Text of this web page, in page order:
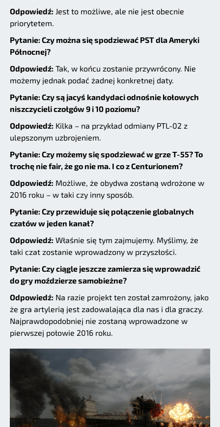
Odpowiedź: Jest to możliwe, ale nie jest obecnie
priorytetem.
Pytanie: Czy można się spodziewać PST dla Ameryki
Północnej?
Odpowiedź: Tak, w końcu zostanie przywrócony. Nie
możemy jednak podać żadnej konkretnej daty.
Pytanie: Czy są jacyś kandydaci odnośnie kołowych
niszczycieli czołgów 9 i 10 poziomu?
Odpowiedź: Kilka – na przykład odmiany PTL-02 z
ulepszonym uzbrojeniem.
Pytanie: Czy możemy się spodziewać w grze T-55? To
trochę nie fair, że go nie ma. I co z Centurionem?
Odpowiedź: Możliwe, że obydwa zostaną wdrożone w
2016 roku – w taki czy inny sposób.
Pytanie: Czy przewiduje się połączenie globalnych
czatów w jeden kanał?
Odpowiedź: Właśnie się tym zajmujemy. Myślimy, że
taki czat zostanie wprowadzony w przyszłości.
Pytanie: Czy ciągle jeszcze zamierza się wprowadzić
do gry moździerze samobieżne?
Odpowiedź: Na razie projekt ten został zamrożony, jako
że gra artylerią jest zadowalająca dla nas i dla graczy.
Najprawdopodobniej nie zostaną wprowadzone w
pierwszej połowie 2016 roku.